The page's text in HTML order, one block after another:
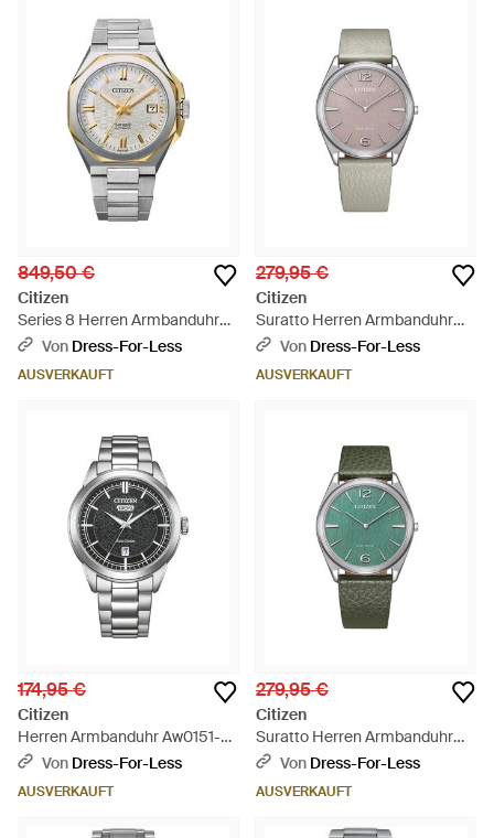
849,50 €
Citizen
Series 8 Herren Armbanduhr
Nb6084-50A - Mettallic
Von Dress-For-Less
AUSVERKAUFT
279,95 €
Citizen
Suratto Herren Armbanduhr
Ar3120-41X - Grau
Von Dress-For-Less
AUSVERKAUFT
174,95 €
Citizen
Herren Armbanduhr Aw0151-
85Ec - Mettallic
Von Dress-For-Less
AUSVERKAUFT
279,95 €
Citizen
Suratto Herren Armbanduhr
Ar3120-32X - Grün
Von Dress-For-Less
AUSVERKAUFT